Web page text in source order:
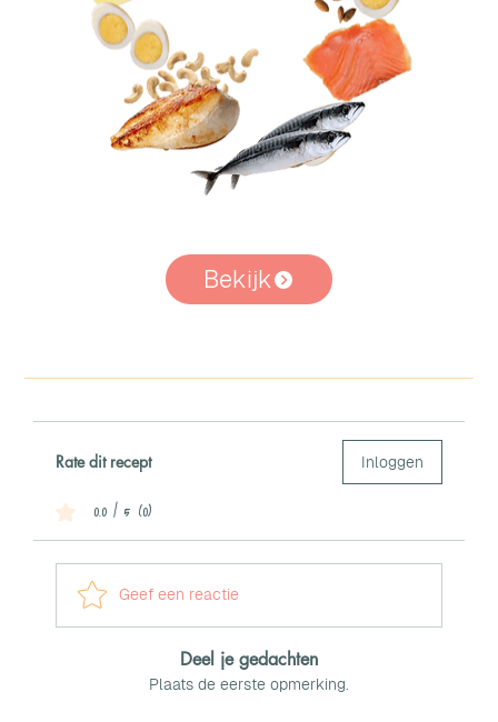
Bekijk
Rate dit recept Inloggen
0.0 / 5 (0)
Geef een reactie
Deel je gedachten
Plaats de eerste opmerking.